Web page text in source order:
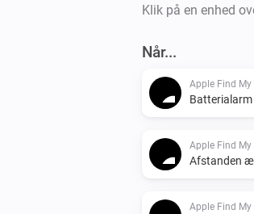
Klik på en enhed
Når...
Apple Find My
Apple Find My
Afstanden
Apple Find My